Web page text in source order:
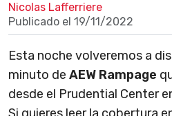
Nicolas Lafferriere
Publicado el 19/11/2022
Esta noche volveremos a
minuto de AEW Rampage
desde el Prudential Center